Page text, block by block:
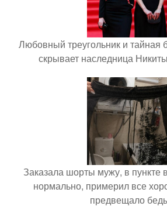
Любовный треугольник и тайная
скрывает наследница
Заказала шорты мужу, в пункте
нормально, примерил все
предвещало